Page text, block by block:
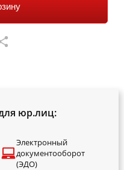
юр.лиц:
Электронный
документооборот
(ЭДО)